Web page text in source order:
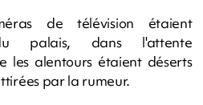
de télévision étaient
palais, dans l'attente
les alentours étaient déserts
par la rumeur.